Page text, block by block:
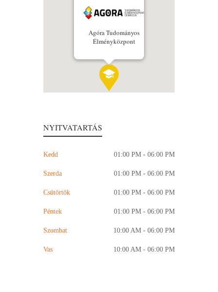
Agóra Tudományos
Élményközpont
NYITVATARTÁS
Kedd 01:00 PM - 06:00 PM
Szerda 01:00 PM - 06:00 PM
Csütörtök 01:00 PM - 06:00 PM
Péntek 01:00 PM - 06:00 PM
Szombat 10:00 AM - 06:00 PM
Vas 10:00 AM - 06:00 PM